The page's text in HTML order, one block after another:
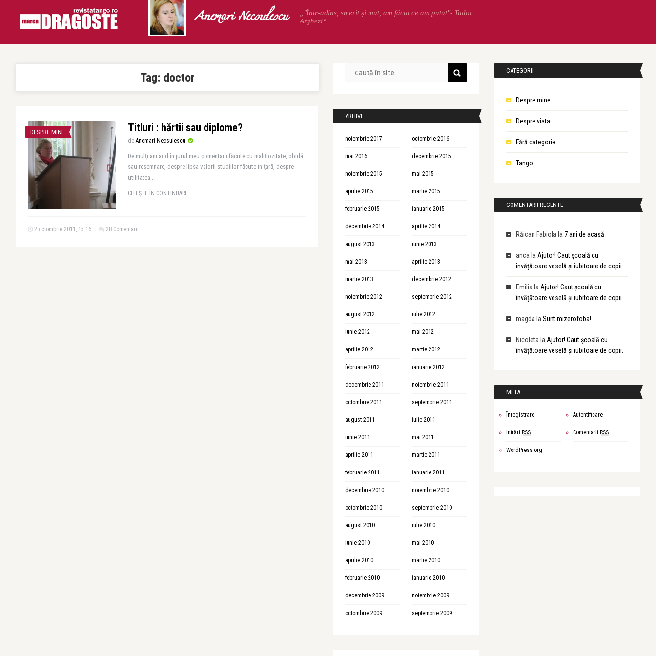
Anemari Necsulescu
„"Într-adins, smerit și mut, am făcut ce am putut"- Tudor
Arghezi“
Tag: doctor
DESPRE MINE Titluri : hărtii sau diplome?
de Anemari Necsulescu
De mulţi ani aud în jurul meu comentarii făcute cu maliţiozitate, obidă
sau resemnare, despre lipsa valorii studiilor făcute în ţară, despre
utilitatea ..
CITEȘTE ÎN CONTINUARE
2 octombrie 2011, 15:16 28 Comentarii
ARHIVE
noiembrie 2017 octombrie 2016
mai 2016 decembrie 2015
noiembrie 2015 mai 2015
aprilie 2015 martie 2015
februarie 2015 ianuarie 2015
decembrie 2014 aprilie 2014
august 2013 iunie 2013
mai 2013 aprilie 2013
martie 2013 decembrie 2012
noiembrie 2012 septembrie 2012
august 2012 iulie 2012
iunie 2012 mai 2012
aprilie 2012 martie 2012
februarie 2012 ianuarie 2012
decembrie 2011 noiembrie 2011
octombrie 2011 septembrie 2011
august 2011 iulie 2011
iunie 2011 mai 2011
aprilie 2011 martie 2011
februarie 2011 ianuarie 2011
decembrie 2010 noiembrie 2010
octombrie 2010 septembrie 2010
august 2010 iulie 2010
iunie 2010 mai 2010
aprilie 2010 martie 2010
februarie 2010 ianuarie 2010
decembrie 2009 noiembrie 2009
octombrie 2009 septembrie 2009
CATEGORII
Despre mine
Despre viata
Fără categorie
Tango
COMENTARII RECENTE
Răican Fabiola la 7 ani de acasă
anca la Ajutor! Caut școală cu
învățătoare veselă și iubitoare de copii.
Emilia la Ajutor! Caut școală cu
învățătoare veselă și iubitoare de copii.
magda la Sunt mizerofoba!
Nicoleta la Ajutor! Caut școală cu
învățătoare veselă și iubitoare de copii.
META
Înregistrare Autentificare
Intrări RSS Comentarii RSS
WordPress.org